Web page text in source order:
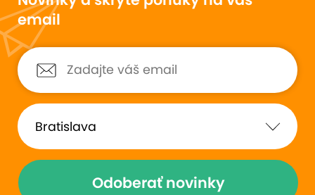
email
Odoberať novinky